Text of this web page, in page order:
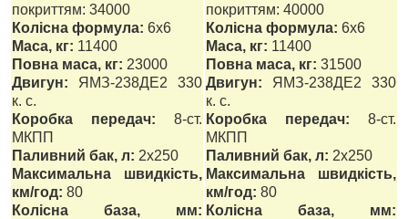
покриттям: 34000
Колісна формула: 6x6
Маса, кг: 11400
Повна маса, кг: 23000
Двигун: ЯМЗ-238ДЕ2 330
к. с.
Коробка передач: 8-ст.
МКПП
Паливний бак, л: 2х250
Максимальна швидкість,
км/год: 80
Колісна база, мм:
покриттям: 40000
Колісна формула: 6x6
Маса, кг: 11400
Повна маса, кг: 31500
Двигун: ЯМЗ-238ДЕ2 330
к. с.
Коробка передач: 8-ст.
МКПП
Паливний бак, л: 2х250
Максимальна швидкість,
км/год: 80
Колісна база, мм: